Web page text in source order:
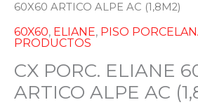
60X60 ARTICO ALPE AC (1,8M2)
60X60, ELIANE, PISO
PRODUCTOS
CX PORC. ELIANE
ARTICO ALPE AC